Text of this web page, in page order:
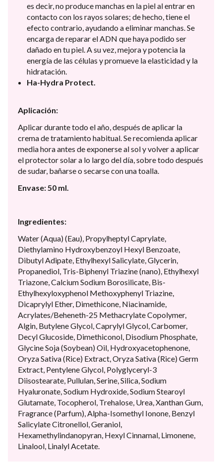
es decir, no produce manchas en la piel al entrar en
contacto con los rayos solares; de hecho, tiene el
efecto contrario, ayudando a eliminar manchas. Se
encarga de reparar el ADN que haya podido ser
dañado en tu piel. A su vez, mejora y potencia la
energía de las células y promueve la elasticidad y la
hidratación.
Ha-Hydra Protect.
Aplicación:
Aplicar durante todo el año, después de aplicar la
crema de tratamiento habitual. Se recomienda aplicar
media hora antes de exponerse al sol y volver a aplicar
el protector solar a lo largo del día, sobre todo después
de sudar, bañarse o secarse con una toalla.
Envase: 50 ml.
Ingredientes:
Water (Aqua) (Eau), Propylheptyl Caprylate,
Diethylamino Hydroxybenzoyl Hexyl Benzoate,
Dibutyl Adipate, Ethylhexyl Salicylate, Glycerin,
Propanediol, Tris-Biphenyl Triazine (nano), Ethylhexyl
Triazone, Calcium Sodium Borosilicate, Bis-
Ethylhexyloxyphenol Methoxyphenyl Triazine,
Dicaprylyl Ether, Dimethicone, Niacinamide,
Acrylates/Beheneth-25 Methacrylate Copolymer,
Algin, Butylene Glycol, Caprylyl Glycol, Carbomer,
Decyl Glucoside, Dimethiconol, Disodium Phosphate,
Glycine Soja (Soybean) Oil, Hydroxyacetophenone,
Oryza Sativa (Rice) Extract, Oryza Sativa (Rice) Germ
Extract, Pentylene Glycol, Polyglyceryl-3
Diisostearate, Pullulan, Serine, Silica, Sodium
Hyaluronate, Sodium Hydroxide, Sodium Stearoyl
Glutamate, Tocopherol, Trehalose, Urea, Xanthan Gum,
Fragrance (Parfum), Alpha-Isomethyl Ionone, Benzyl
Salicylate Citronellol, Geraniol,
Hexamethylindanopyran, Hexyl Cinnamal, Limonene,
Linalool, Linalyl Acetate.